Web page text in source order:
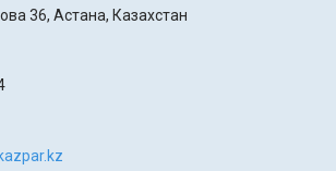
36, Астана, Казахстан